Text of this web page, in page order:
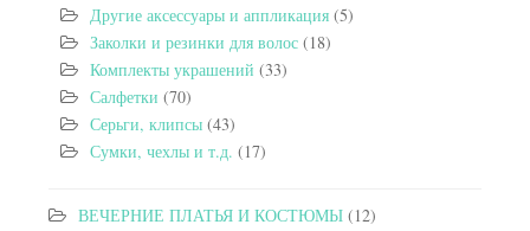
Другие аксессуары и аппликация (5)
Заколки и резинки для волос (18)
Комплекты украшений (33)
Салфетки (70)
Серьги, клипсы (43)
Сумки, чехлы и т.д. (17)
ВЕЧЕРНИЕ ПЛАТЬЯ И КОСТЮМЫ (12)